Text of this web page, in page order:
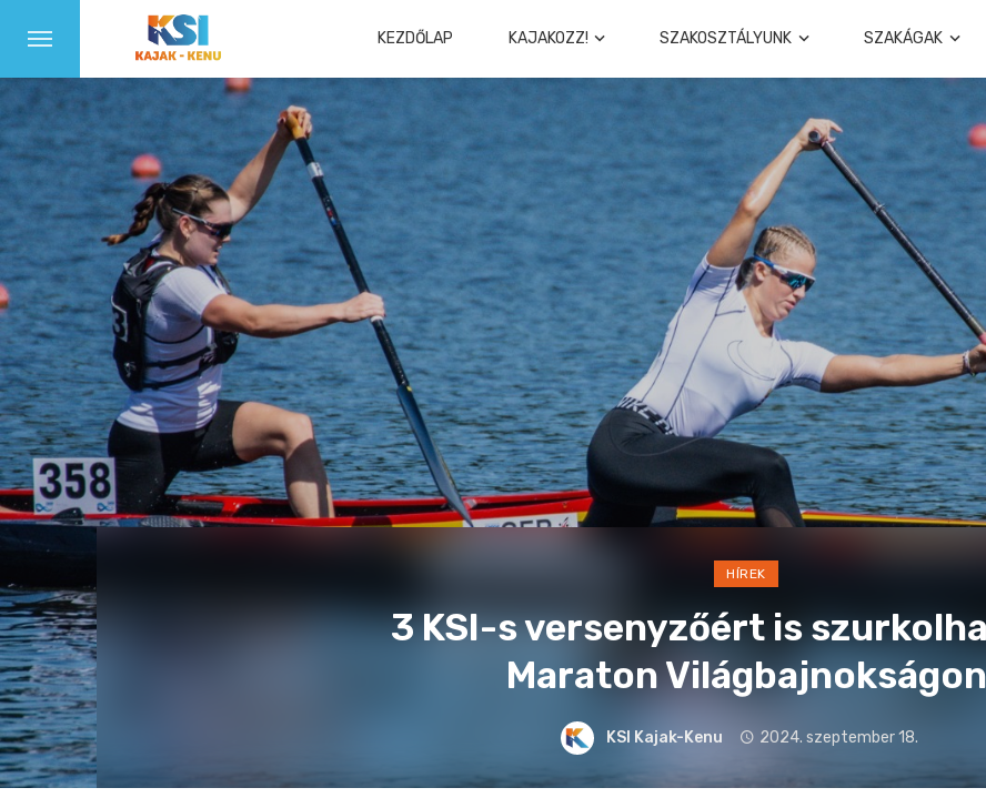
KEZDŐLAP KAJAKOZZ! SZAKOSZTÁLYUNK SZAKÁGAK
HÍREK
3 KSI-s versenyzőért is
Maraton Világbajnokságon
KSI Kajak-Kenu 2024. szeptember 18.